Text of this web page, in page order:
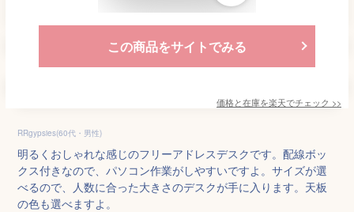
この商品をサイトでみる
価格と在庫を楽天でチェック >>
RRgypsies(60代・男性)
明るくおしゃれな感じのフリーアドレスデスクです。配線ボッ
クス付きなので、パソコン作業がしやすいですよ。サイズが選
べるので、人数に合った大きさのデスクが手に入ります。天板
の色も選べますよ。